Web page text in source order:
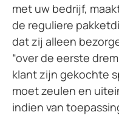
met uw bedrijf,
de reguliere
dat zij alleen
“over de eerste
klant zijn gekochte
moet zeulen en
indien van